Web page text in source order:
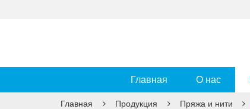
Главная О нас
Главная Продукция Пряжа и нити